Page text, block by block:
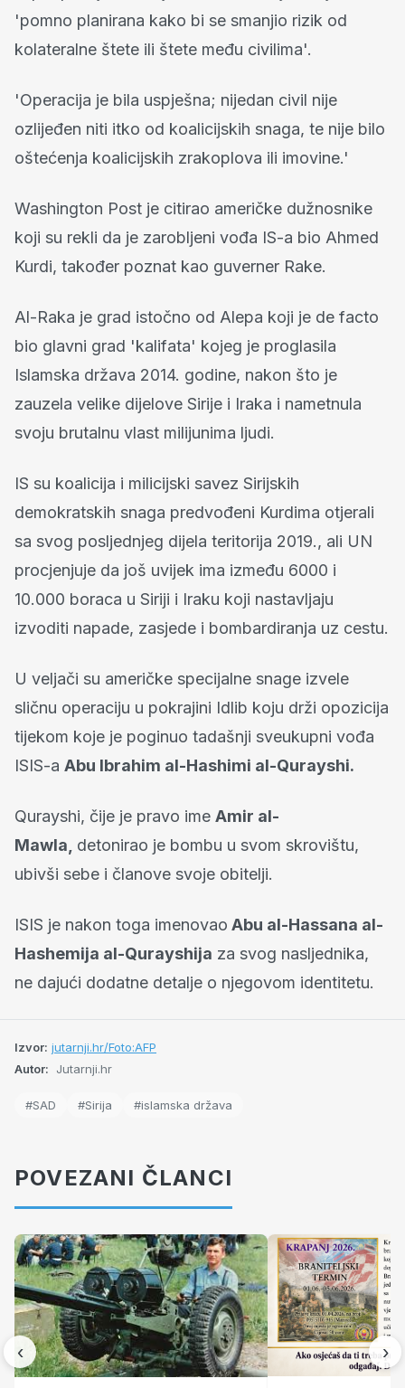
'pomno planirana kako bi se smanjio rizik od
kolateralne štete ili štete među civilima'.
'Operacija je bila uspješna; nijedan civil nije
ozlijeđen niti itko od koalicijskih snaga, te nije bilo
oštećenja koalicijskih zrakoplova ili imovine.'
Washington Post je citirao američke dužnosnike
koji su rekli da je zarobljeni vođa IS-a bio Ahmed
Kurdi, također poznat kao guverner Rake.
Al-Raka je grad istočno od Alepa koji je de facto
bio glavni grad 'kalifata' kojeg je proglasila
Islamska država 2014. godine, nakon što je
zauzela velike dijelove Sirije i Iraka i nametnula
svoju brutalnu vlast milijunima ljudi.
IS su koalicija i milicijski savez Sirijskih
demokratskih snaga predvođeni Kurdima otjerali
sa svog posljednjeg dijela teritorija 2019., ali UN
procjenjuje da još uvijek ima između 6000 i
10.000 boraca u Siriji i Iraku koji nastavljaju
izvoditi napade, zasjede i bombardiranja uz cestu.
U veljači su američke specijalne snage izvele
sličnu operaciju u pokrajini Idlib koju drži opozicija
tijekom koje je poginuo tadašnji sveukupni vođa
ISIS-a Abu Ibrahim al-Hashimi al-Qurayshi.
Qurayshi, čije je pravo ime Amir al-
Mawla, detonirao je bombu u svom skrovištu,
ubivši sebe i članove svoje obitelji.
ISIS je nakon toga imenovao Abu al-Hassana al-
Hashemija al-Qurayshija za svog nasljednika,
ne dajući dodatne detalje o njegovom identitetu.
Izvor: jutarnji.hr/Foto:AFP
Autor:
Jutarnji.hr
#SAD #Sirija #islamska država
POVEZANI ČLANCI
‹ ›